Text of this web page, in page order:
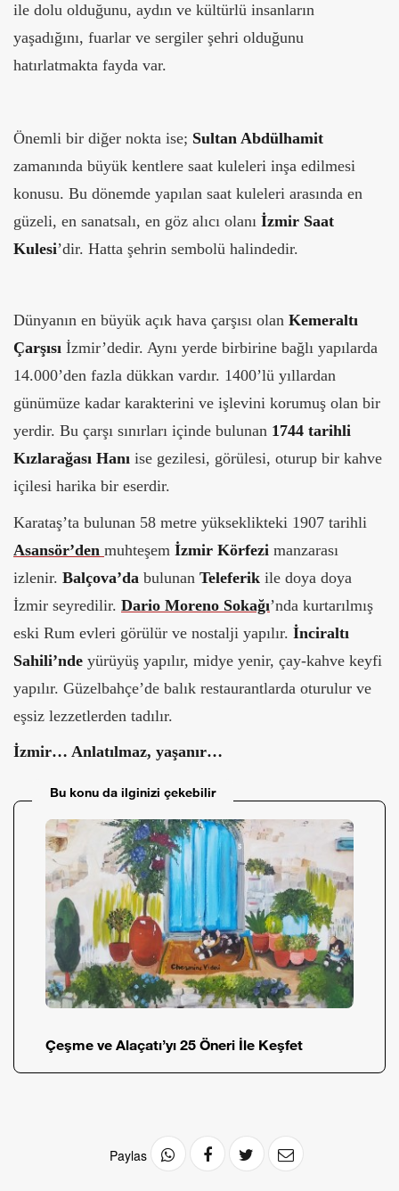
ile dolu olduğunu, aydın ve kültürlü insanların
yaşadığını, fuarlar ve sergiler şehri olduğunu
hatırlatmakta fayda var.
Önemli bir diğer nokta ise; Sultan Abdülhamit
zamanında büyük kentlere saat kuleleri inşa edilmesi
konusu. Bu dönemde yapılan saat kuleleri arasında en
güzeli, en sanatsalı, en göz alıcı olanı İzmir Saat
Kulesi’dir. Hatta şehrin sembolü halindedir.
Dünyanın en büyük açık hava çarşısı olan Kemeraltı
Çarşısı İzmir’dedir. Aynı yerde birbirine bağlı yapılarda
14.000’den fazla dükkan vardır. 1400’lü yıllardan
günümüze kadar karakterini ve işlevini korumuş olan bir
yerdir. Bu çarşı sınırları içinde bulunan 1744 tarihli
Kızlarağası Hanı ise gezilesi, görülesi, oturup bir kahve
içilesi harika bir eserdir.
Karataş’ta bulunan 58 metre yükseklikteki 1907 tarihli
Asansör’den muhteşem İzmir Körfezi manzarası
izlenir. Balçova’da bulunan Teleferik ile doya doya
İzmir seyredilir. Dario Moreno Sokağı’nda kurtarılmış
eski Rum evleri görülür ve nostalji yapılır. İnciraltı
Sahili’nde yürüyüş yapılır, midye yenir, çay-kahve keyfi
yapılır. Güzelbahçe’de balık restaurantlarda oturulur ve
eşsiz lezzetlerden tadılır.
İzmir… Anlatılmaz, yaşanır…
Bu konu da ilginizi çekebilir
Çeşme ve Alaçatı’yı 25 Öneri İle Keşfet
Paylas